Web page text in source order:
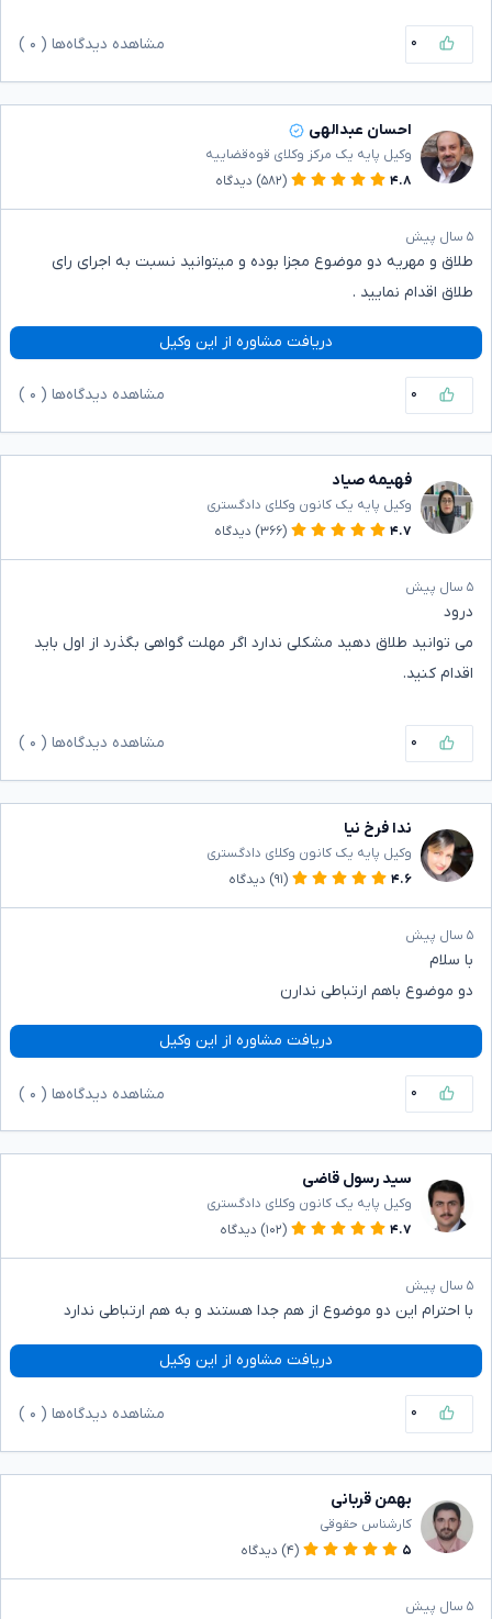
۰ مشاهده دیدگاه‌ها ( ۰
احسان عبدالهی
وکیل پایه یک مرکز وکلای قوه‌قضاییه
۴.۸
(۵۸۲) دیدگاه
۵ سال پیش
طلاق و مهریه دو موضوع مجزا بوده و میتوانید نسبت به اجرای رای
طلاق اقدام نمایید .
دریافت مشاوره از این وکیل
۰ مشاهده دیدگاه‌ها ( ۰
فهیمه صیاد
وکیل پایه یک کانون وکلای دادگستری
۴.۷
(۳۶۶) دیدگاه
۵ سال پیش
درود
می توانید طلاق دهید مشکلی ندارد اگر مهلت گواهی بگذرد از اول باید
اقدام کنید.
۰ مشاهده دیدگاه‌ها ( ۰
ندا فرخ نیا
وکیل پایه یک کانون وکلای دادگستری
۴.۶
(۹۱) دیدگاه
۵ سال پیش
با سلام
دو موضوع باهم ارتباطی ندارن
دریافت مشاوره از این وکیل
۰ مشاهده دیدگاه‌ها ( ۰
سید رسول قاضی
وکیل پایه یک کانون وکلای دادگستری
۴.۷
(۱۰۲) دیدگاه
۵ سال پیش
با احترام این دو موضوع از هم جدا هستند و به هم ارتباطی ندارد
دریافت مشاوره از این وکیل
۰ مشاهده دیدگاه‌ها ( ۰
بهمن قربانی
کارشناس حقوقی
۵
(۴) دیدگاه
۵ سال پیش